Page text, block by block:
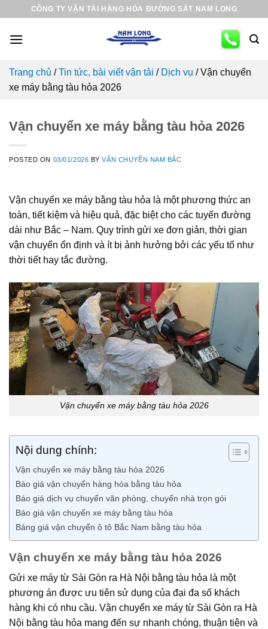
content
CÔNG TY VẬN TẢI HÀNG HÓA ĐƯỜNG SẮT NAM LONG
Trang chủ /Tin tức, bài viết vận tải / Dịch vụ /Vận chuyển
xe máy bằng tàu hỏa 2026
Vận chuyển xe máy bằng tàu hỏa 2026
POSTED ON 03/01/2026 BYVẬN CHUYỂN NAM BẮC
Vận chuyển xe máy bằng tàu hỏa là một phương thức an
toàn, tiết kiệm và hiệu quả, đặc biệt cho các tuyến đường
dài như Bắc – Nam. Quy trình gửi xe đơn giản, thời gian
vận chuyển ổn định và ít bị ảnh hưởng bởi các yếu tố như
thời tiết hay tắc đường.
Vận chuyển xe máy bằng tàu hỏa 2026
Nội dung chính:
Vận chuyển xe máy bằng tàu hỏa 2026
Báo giá vận chuyển hàng hóa bằng tàu hỏa
Báo giá dịch vụ chuyển văn phòng, chuyển nhà trọn gói
Báo giá vận chuyển xe máy bằng tàu hỏa
Bảng giá vận chuyển ô tô Bắc Nam bằng tàu hỏa
Vận chuyển xe máy bằng tàu hỏa 2026
Gửi xe máy từ Sài Gòn ra Hà Nội bằng tàu hỏa là một
phương án được ưu tiên sử dụng của đại đa số khách
hàng khi có nhu cầu. Vận chuyển xe máy từ Sài Gòn ra Hà
Nội bằng tàu hỏa mang đến sự nhanh chóng, thuận tiện và